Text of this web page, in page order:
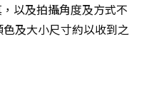
以及拍攝角度及方式不
及大小尺寸約以收到之